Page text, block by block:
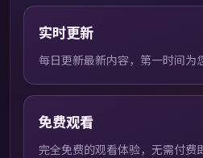
实时更新
每日更新最新内容，第一时间为
免费观看
完全免费的观看体验，无需付费